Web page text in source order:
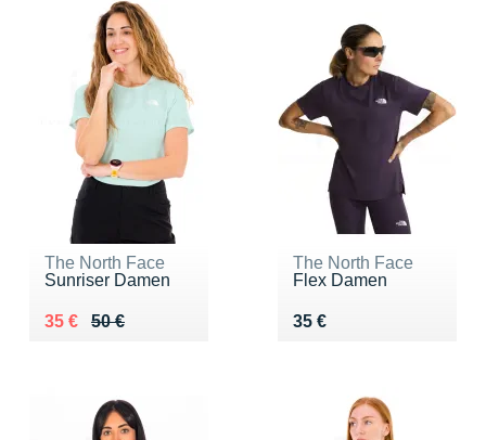
The North Face
Sunriser Damen
50 €
Au lieu de 50 €
35 €
Vendu 35 €
The North Face
Flex Damen
35 €
Vendu 35 €